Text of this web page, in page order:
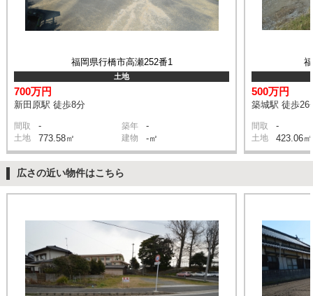
福岡県行橋市高瀬252番1
土地
700万円
新田原駅 徒歩8分
間取 - 築年 -
土地 773.58㎡ 建物 -㎡
500万円
築城駅 徒歩26
間取 -
土地 423.06㎡
広さの近い物件はこちら